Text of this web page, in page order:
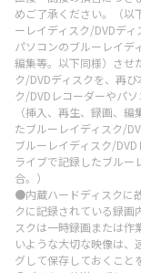
めご了承ください。（以
ーレイディスク/DVDデ
パソコンのブルーレイデ
編集等。以下同様）させ
ク/DVDディスクを、再
ク/DVDレコーダーやパ
（挿入、再生、録画、
たブルーレイディスク/
ブルーレイディスク/
ライブで記録したブルー
合。）
●内蔵ハードディスクに
クに記録されている録画
スクは一時録画または作
いような大切な映像は、
グして保存しておくこと